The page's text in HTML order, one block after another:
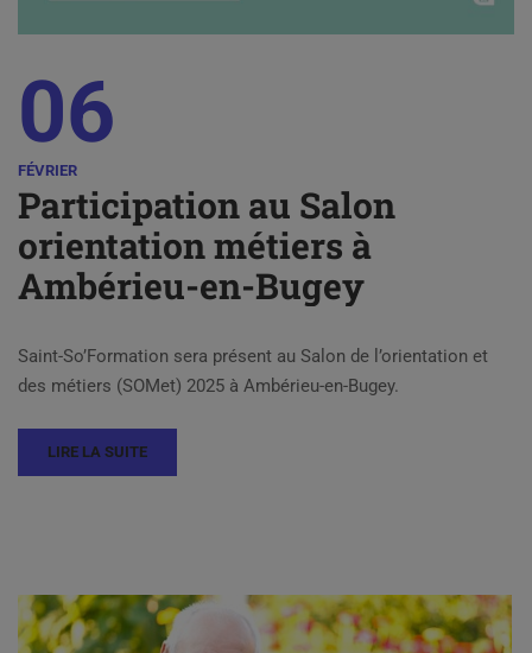
06
FÉVRIER
Participation au Salon
orientation métiers à
Ambérieu-en-Bugey
Saint-So’Formation sera présent au Salon de l’orientation et
des métiers (SOMet) 2025 à Ambérieu-en-Bugey.
LIRE LA SUITE